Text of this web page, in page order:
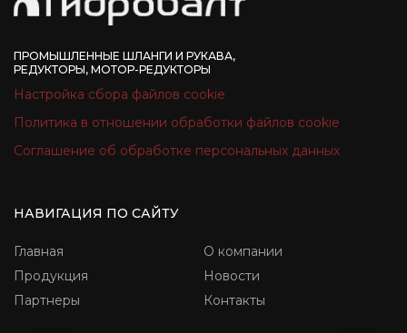
ПРОМЫШЛЕННЫЕ ШЛАНГИ И РУКАВА,
РЕДУКТОРЫ, МОТОР-РЕДУКТОРЫ
Настройка сбора файлов cookie
Политика в отношении обработки файлов cookie
Соглашение об обработке персональных данных
НАВИГАЦИЯ ПО САЙТУ
Главная
Продукция
Партнеры
О компании
Новости
Контакты